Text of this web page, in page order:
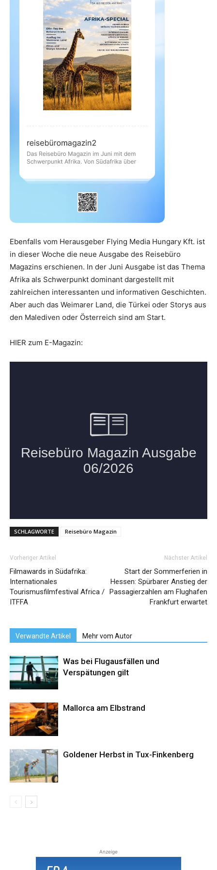
Reiseempfehlungen.
Ebenfalls vom Herausgeber Flying Media Hungary Kft. ist
in dieser Woche die neue Ausgabe des Reisebüro
Magazins erschienen. In der Juni Ausgabe ist das Thema
Afrika als Schwerpunkt dominant dargestellt mit
zahlreichen interessanten und informativen Geschichten.
Aber auch das Weimarer Land, die Türkei oder Storys aus
den Malediven oder Österreich sind am Start.
HIER zum E-Magazin:
SCHLAGWORTE Reisebüro Magazin
Vorheriger Artikel
Filmawards in Südafrika:
Internationales
Tourismusfilmfestival Africa /
ITFFA
Nächster Artikel
Start der Sommerferien in
Hessen: Spürbarer Anstieg der
Passagierzahlen am Flughafen
Frankfurt erwartet
Verwandte Artikel Mehr vom Autor
Was bei Flugausfällen und
Verspätungen gilt
Mallorca am Elbstrand
Goldener Herbst in Tux-Finkenberg
Anzeige